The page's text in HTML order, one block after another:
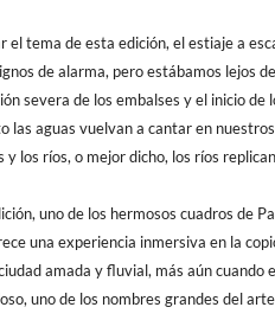
tema de esta edición, el estiaje a
de alarma, pero estábamos lejos de
severa de los embalses y el inicio de
las aguas vuelvan a cantar en nuestros
los ríos, o mejor dicho, los ríos
uno de los hermosos cuadros de
una experiencia inmersiva en la
amada y fluvial, más aún cuando
uno de los nombres grandes del arte